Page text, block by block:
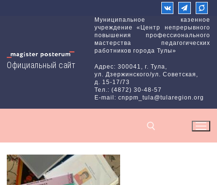
Официальный сайт
Муниципальное казенное
учреждение «Центр непрерывного
повышения профессионального
мастерства педагогических
работников города Тулы»
Адрес: 300041, г. Тула,
ул. Дзержинского/ул. Советская,
д. 15-17/73
Тел.: (4872) 30-48-57
E-mail: cnppm_tula@tularegion.org
Найти: